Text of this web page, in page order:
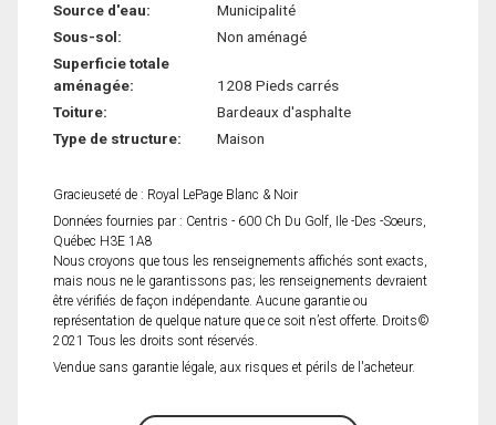
Source d'eau:
Municipalité
Sous-sol:
Non aménagé
Superficie totale
aménagée:
1208 Pieds carrés
Toiture:
Bardeaux d'asphalte
Type de structure:
Maison
Gracieuseté de : Royal LePage Blanc & Noir
Données fournies par : Centris - 600 Ch Du Golf, Ile -Des -Soeurs,
Québec H3E 1A8
Nous croyons que tous les renseignements affichés sont exacts,
mais nous ne le garantissons pas; les renseignements devraient
être vérifiés de façon indépendante. Aucune garantie ou
représentation de quelque nature que ce soit n’est offerte. Droits©
2021 Tous les droits sont réservés.
Vendue sans garantie légale, aux risques et périls de l'acheteur.